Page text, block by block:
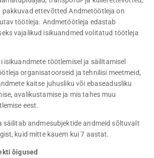
pakkuvad ettevõtted Andmetöötleja on
töötleja. Andmetöötleja edastab
vajalikud isikuandmed volitatud töötleja
isikuandmete töötlemisel ja säilitamisel
organisatoorseid ja tehnilisi meetmeid,
kaitse juhusliku või ebaseadusliku
avalikustamise ja mis tahes muu
eest.
säilitab andmesubjektide andmeid sõltuvalt
kuid mitte kauem kui 7 aastat.
õigused